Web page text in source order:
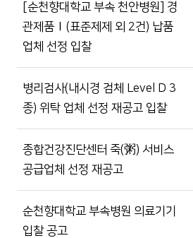
[순천향대학교 부속 천안병원] 경
관제품Ⅰ(표준제제 외 2건) 납품
업체 선정 입찰
병리검사(내시경 검체 Level D 3
종) 위탁 업체 선정 재공고 입찰
종합건강진단센터 죽(粥) 서비스
공급업체 선정 재공고
순천향대학교 부속병원 의료기기
입찰 공고